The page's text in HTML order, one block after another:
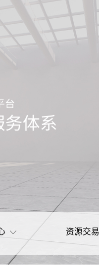
资源交易